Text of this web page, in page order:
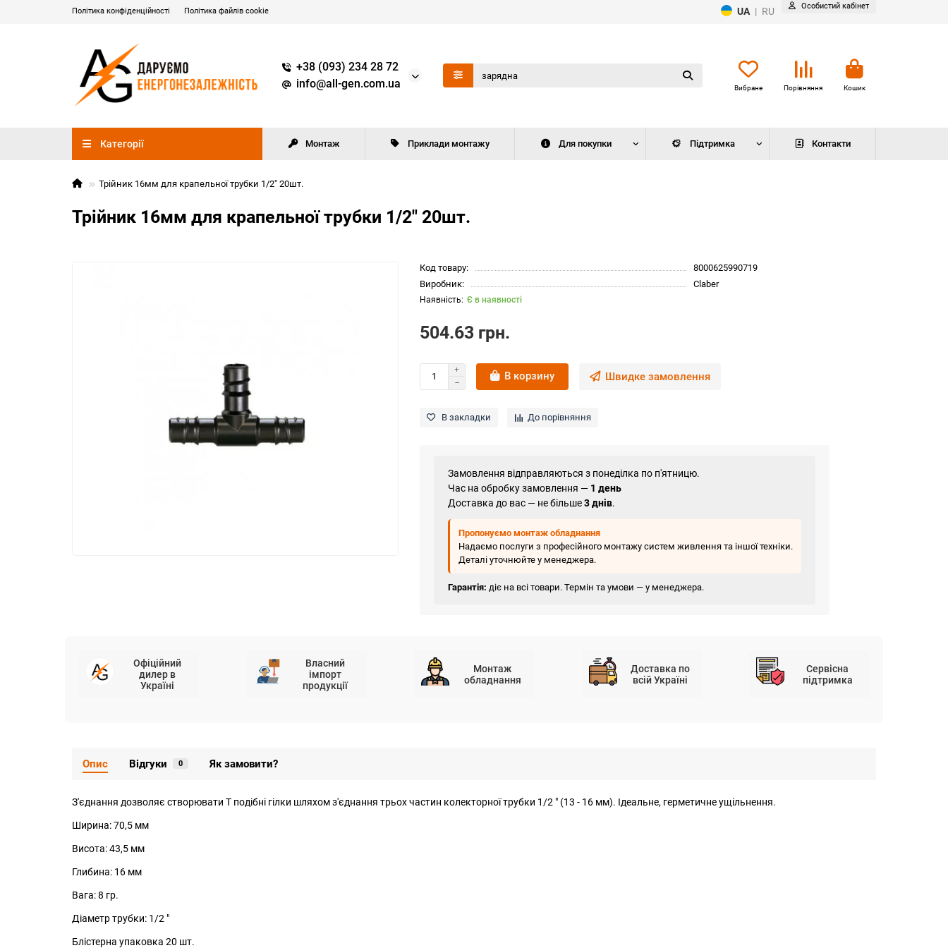
Політика конфіденційності Політика файлів cookie UA | RU Особистий кабінет
+38 (093) 234 28 72
info@all-gen.com.ua
Вибране Порівняння Кошик
Категорії Монтаж Приклади монтажу Для покупки Підтримка Контакти
Трійник 16мм для крапельної трубки 1/2" 20шт.
Трійник 16мм для крапельної трубки 1/2" 20шт.
Код товару:
8000625990719
Виробник:
Claber
Є в наявності
504.63 грн.
В корзину Швидке замовлення
В закладки До порівняння
Замовлення відправляються з понеділка по п'ятницю.
Час на обробку замовлення — 1 день
Доставка до вас — не більше3 днів.
Пропонуємо монтаж обладнання
Надаємо послуги з професійного монтажу систем живлення та іншої техніки.
Деталі уточнюйте у менеджера.
Гарантія: діє на всі товари. Термін та умови — у менеджера.
Офіційний
дилер в
Україні
Власний
імпорт
продукції
Монтаж
обладнання
Доставка по
всій Україні
Сервісна
підтримка
Опис Відгуки 0 Як замовити?
З'єднання дозволяє створювати Т подібні гілки шляхом з'єднання трьох частин колекторної трубки 1/2 " (13 - 16 мм). Ідеальне, герметичне ущільнення.
Ширина: 70,5 мм
Висота: 43,5 мм
Глибина: 16 мм
Вага: 8 гр.
Діаметр трубки: 1/2 "
Блістерна упаковка 20 шт.